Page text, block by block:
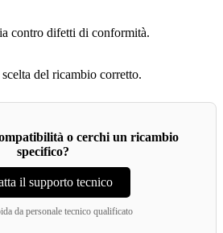
contro difetti di conformità.
del ricambio corretto.
o cerchi un ricambio
specifico?
il supporto tecnico
da personale tecnico qualificato